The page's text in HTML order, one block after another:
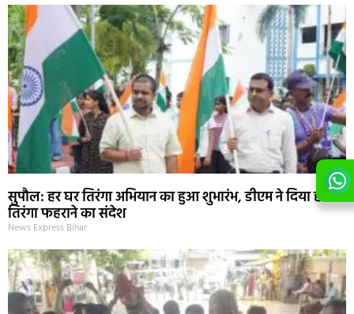
सुपौल: हर घर तिरंगा अभियान का हुआ शुभारंभ, डीएम ने दिया हर घर
तिरंगा फहराने का संदेश
News Express Bihar